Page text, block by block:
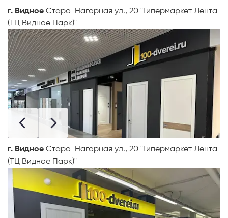
г. Видное Старо-Нагорная ул., 20 "Гипермаркет Лента
(ТЦ Видное Парк)"
г. Видное Старо-Нагорная ул., 20 "Гипермаркет Лента
(ТЦ Видное Парк)"